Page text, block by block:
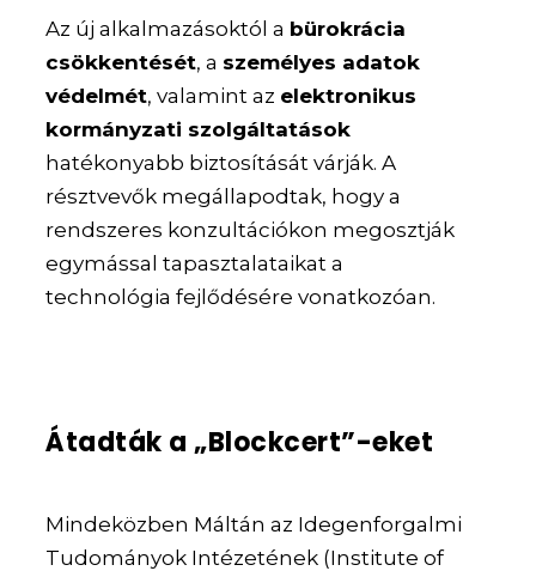
Az új alkalmazásoktól a bürokrácia
csökkentését, a személyes adatok
védelmét, valamint az elektronikus
kormányzati szolgáltatások
hatékonyabb biztosítását várják. A
résztvevők megállapodtak, hogy a
rendszeres konzultációkon megosztják
egymással tapasztalataikat a
technológia fejlődésére vonatkozóan.
Átadták a „Blockcert”-eket
Mindeközben Máltán az Idegenforgalmi
Tudományok Intézetének (Institute of